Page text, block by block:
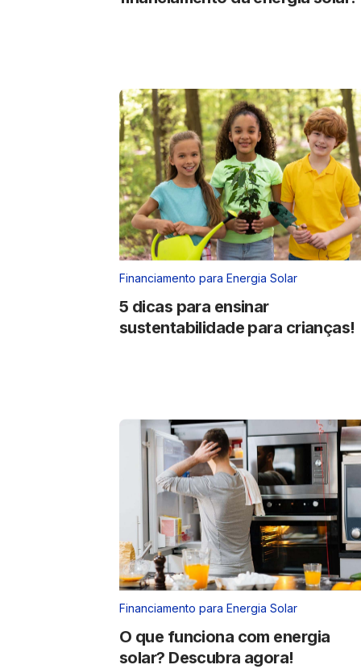
Financiamento para Energia Solar
5 dicas para ensinar
sustentabilidade para crianças!
Financiamento para Energia Solar
O que funciona com energia
solar? Descubra agora!